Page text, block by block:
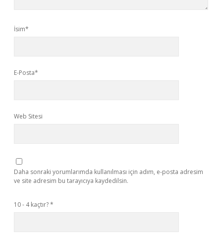
İsim*
E-Posta*
Web Sitesi
Daha sonraki yorumlarımda kullanılması için adım, e-posta adresim
ve site adresim bu tarayıcıya kaydedilsin.
10 - 4 kaçtır?*